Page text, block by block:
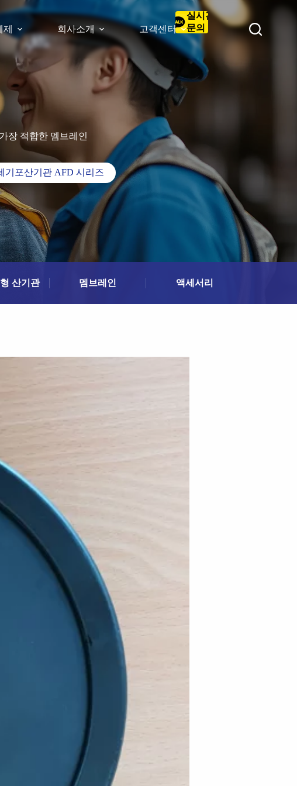
회사소개 고객센터
실시간
문의
장 적합한 멤브레인
기포산기관 AFD 시리즈
산기관 멤브레인 액세서리